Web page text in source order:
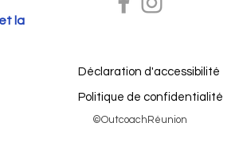
la
Déclaration d'accessibilité
Politique de confidentialité
©OutcoachRéunion